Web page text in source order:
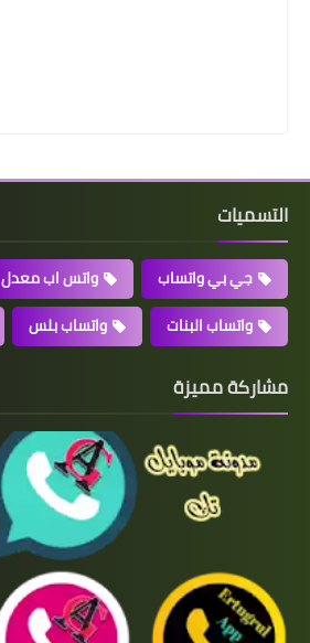
التسميات
جي بي واتساب واتس اب معدل
واتساب البنات
واتساب بلس
مشاركة مميزة